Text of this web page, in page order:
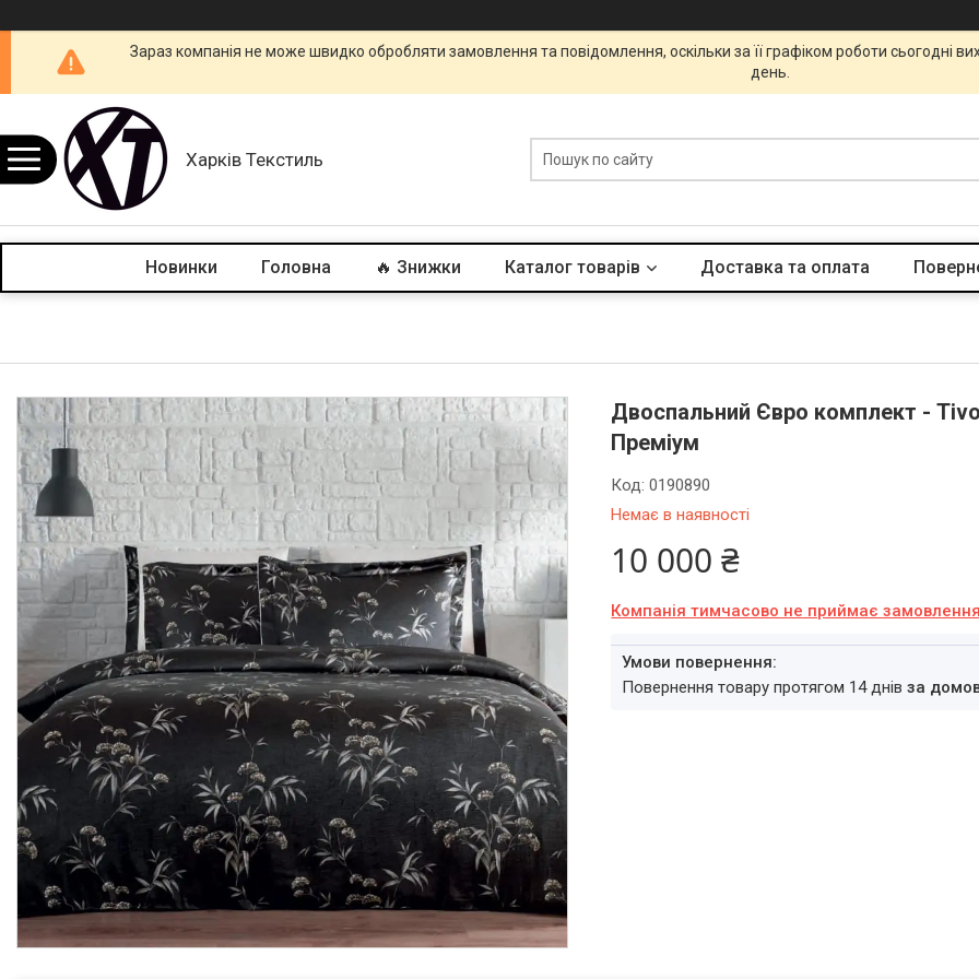
Зараз компанія не може швидко обробляти замовлення та повідомлення, оскільки за її графіком роботи сьогодні
день.
Харків Текстиль
Новинки Головна 🔥 Знижки Каталог товарів Доставка та оплата
Двоспальний Євро комплект -
Преміум
Немає в наявності
Код:0190890
10 000 ₴
Компанія тимчасово не приймає замовлення
повернення товару протягом 14 днівза